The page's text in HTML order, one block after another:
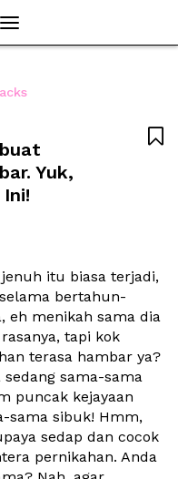
Yuk,

itu biasa terjadi,
bertahun-
eh menikah sama dia
tapi kok
terasa hambar ya?
sama-sama
puncak kejayaan
sama sibuk! Hmm,
sedap dan cocok
pernikahan. Anda